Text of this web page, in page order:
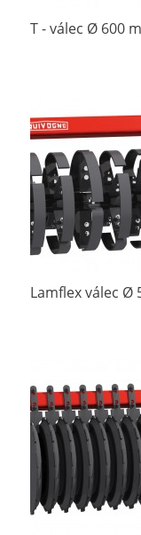
T - válec Ø 600
Lamflex válec Ø